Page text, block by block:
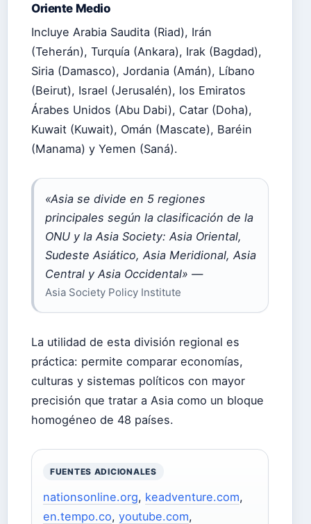
Oriente Medio
Incluye Arabia Saudita (Riad), Irán
(Teherán), Turquía (Ankara), Irak (Bagdad),
Siria (Damasco), Jordania (Amán), Líbano
(Beirut), Israel (Jerusalén), los Emiratos
Árabes Unidos (Abu Dabi), Catar (Doha),
Kuwait (Kuwait), Omán (Mascate), Baréin
(Manama) y Yemen (Saná).
«Asia se divide en 5 regiones
principales según la clasificación de la
ONU y la Asia Society: Asia Oriental,
Sudeste Asiático, Asia Meridional, Asia
Central y Asia Occidental» —
Asia Society Policy Institute
La utilidad de esta división regional es
práctica: permite comparar economías,
culturas y sistemas políticos con mayor
precisión que tratar a Asia como un bloque
homogéneo de 48 países.
FUENTES ADICIONALES
nationsonline.org, keadventure.com,
en.tempo.co, youtube.com,